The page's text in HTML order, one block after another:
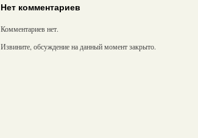
Нет комментариев
Комментариев нет.
Извините, обсуждение на данный момент закрыто.